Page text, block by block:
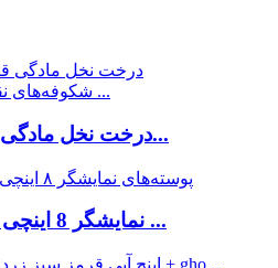
درخت نخل مادگی قرمز ۵ اینچی...
نمایشگر 8 اینچی به سبک ژاپنی ...